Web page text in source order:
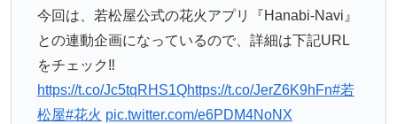
今回は、若松屋公式の花火アプリ『Hanabi-Navi』
との連動企画になっているので、詳細は下記URL
をチェック‼️
https://t.co/Jc5tqRHS1Qhttps://t.co/JerZ6K9hFn#若
松屋#花火 pic.twitter.com/e6PDM4NoNX